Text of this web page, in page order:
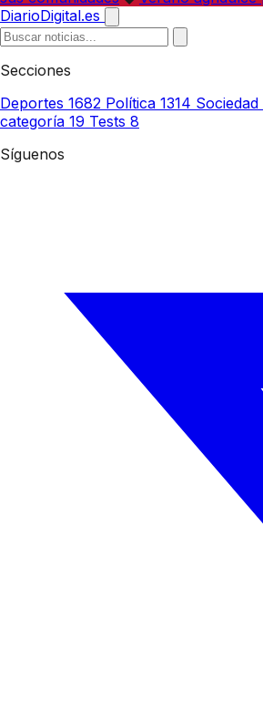
DiarioDigital.es
Secciones
Deportes 1682 Política 1314 Sociedad
categoría 19 Tests 8
Síguenos